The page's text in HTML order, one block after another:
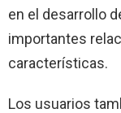
en el desarrollo
importantes
características.
Los usuarios